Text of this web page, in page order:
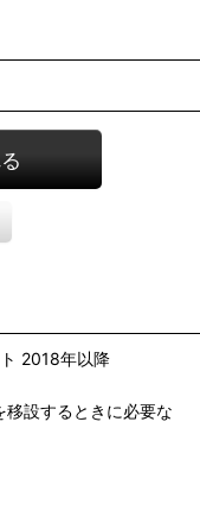
2018年以降
設するときに必要な